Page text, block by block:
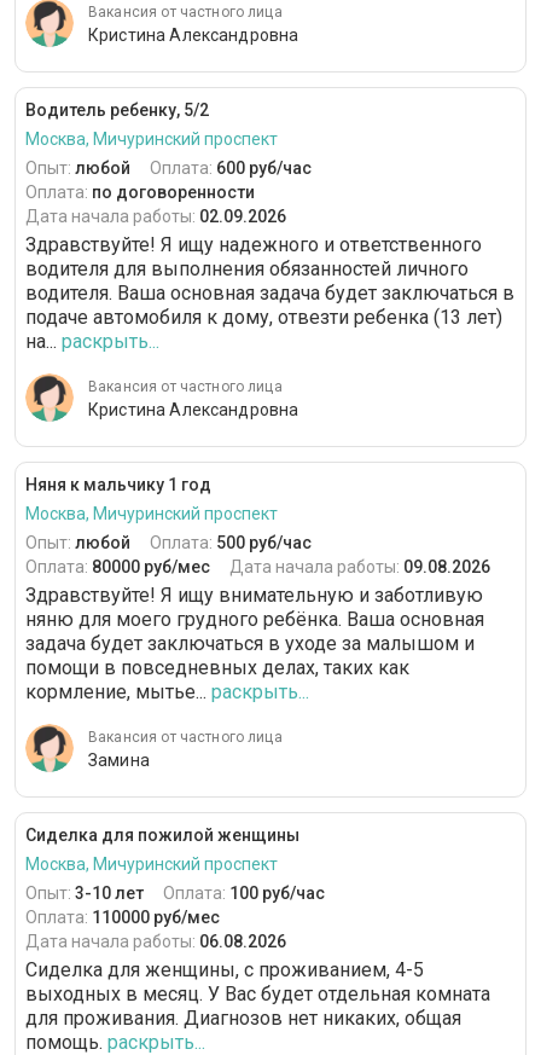
Вакансия от частного лица
Кристина Александровна
Водитель ребенку, 5/2
Москва, Мичуринский проспект
Опыт: любой Оплата: 600 руб/час
Оплата: по договоренности
Дата начала работы: 02.09.2026
Здравствуйте! Я ищу надежного и ответственного
водителя для выполнения обязанностей личного
водителя. Ваша основная задача будет заключаться в
подаче автомобиля к дому, отвезти ребенка (13 лет)
на... раскрыть...
Вакансия от частного лица
Кристина Александровна
Няня к мальчику 1 год
Москва, Мичуринский проспект
Опыт: любой Оплата: 500 руб/час
Оплата: 80000 руб/мес Дата начала работы: 09.08.2026
Здравствуйте! Я ищу внимательную и заботливую
няню для моего грудного ребёнка. Ваша основная
задача будет заключаться в уходе за малышом и
помощи в повседневных делах, таких как
кормление, мытье... раскрыть...
Вакансия от частного лица
Замина
Сиделка для пожилой женщины
Москва, Мичуринский проспект
Опыт: 3-10 лет Оплата: 100 руб/час
Оплата: 110000 руб/мес
Дата начала работы: 06.08.2026
Сиделка для женщины, с проживанием, 4-5
выходных в месяц. У Вас будет отдельная комната
для проживания. Диагнозов нет никаких, общая
помощь. раскрыть...